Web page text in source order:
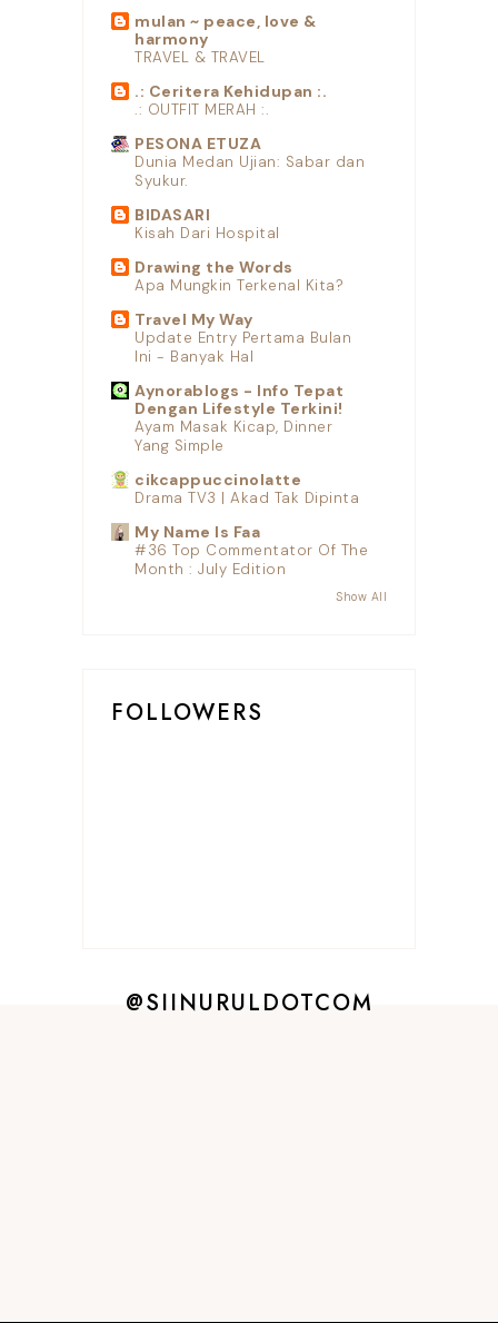
mulan ~ peace, love &
harmony
TRAVEL & TRAVEL
.: Ceritera Kehidupan :.
.: OUTFIT MERAH :.
PESONA ETUZA
Dunia Medan Ujian: Sabar dan
Syukur.
BIDASARI
Kisah Dari Hospital
Drawing the Words
Apa Mungkin Terkenal Kita?
Travel My Way
Update Entry Pertama Bulan
Ini - Banyak Hal
Aynorablogs - Info Tepat
Dengan Lifestyle Terkini!
Ayam Masak Kicap, Dinner
Yang Simple
cikcappuccinolatte
Drama TV3 | Akad Tak Dipinta
My Name Is Faa
#36 Top Commentator Of The
Month : July Edition
Show All
FOLLOWERS
@SIINURULDOTCOM